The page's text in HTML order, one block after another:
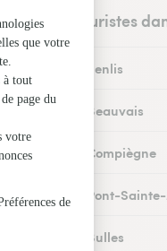
Les fleuristes
Fleuristes à Senlis
Fleuristes à Beauvais
Fleuristes à Compiègne
Fleuristes à Pont-
Fleuristes à Bulles